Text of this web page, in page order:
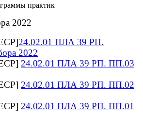
практик
2022
24.02.01 ПЛА 39 РП.
2022
24.02.01 ПЛА 39 РП. ПП.03
24.02.01 ПЛА 39 РП. ПП.02
24.02.01 ПЛА 39 РП. ПП.01